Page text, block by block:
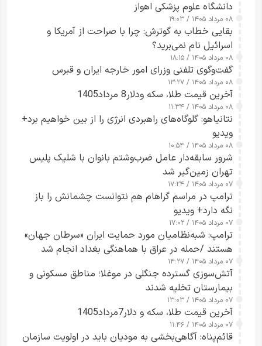
دانشگاه علوم پزشکی اهواز
۰۸ مرداد ۱۴۰۵ / ۱۹:۰۳
بقایی خطاب به گوترش: چرا با صراحت از آمریکا و
اسرائیل نام نمی‌برید؟
۰۸ مرداد ۱۴۰۵ / ۱۸:۱۵
گفت‌وگوی تلفنی وزرای امور خارجه ایران و قبرس
۰۸ مرداد ۱۴۰۵ / ۱۳:۲۷
آخرین قیمت طلا، سکه ودلار8 مرداد1405
۰۸ مرداد ۱۴۰۵ / ۱۱:۳۴
نتانیاهو: گلوگاه‌های راهبردی انرژی را از بین خواهیم برد+
ویدیو
۰۸ مرداد ۱۴۰۵ / ۱۰:۵۴
شرور سابقه‌دار عامل ضرب‌وشتم بانوان با شلیک پلیس
تهران زمین‌گیر شد
۰۷ مرداد ۱۴۰۵ / ۱۷:۲۴
ترامپ در مراسم گراهام هم نتوانست چشمانش را باز
نگه دارد+ ویدیو
۰۷ مرداد ۱۴۰۵ / ۱۷:۰۲
ترامپ: شبه‌نظامیان مورد حمایت ایران «سرطان جهان»
هستند /حمله در عراق با هماهنگی بغداد انجام شد
۰۷ مرداد ۱۴۰۵ / ۱۴:۲۷
آتش‌سوزی گسترده جنگلی در موغلا؛ مناطق مسکونی و
بیمارستان تخلیه شدند
۰۷ مرداد ۱۴۰۵ / ۱۳:۰۳
آخرین قیمت طلا، سکه و دلار7مرداد1405
۰۷ مرداد ۱۴۰۵ / ۱۱:۴۶
قائم‌پناه: آگاهی‌بخشی به مودیان باید در اولویت سازمان